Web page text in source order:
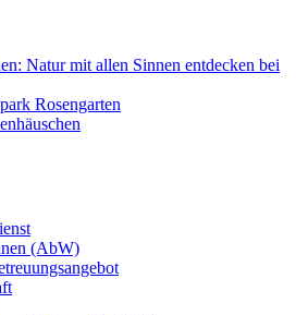
Natur mit allen Sinnen entdecken bei
Rosengarten
(AbW)